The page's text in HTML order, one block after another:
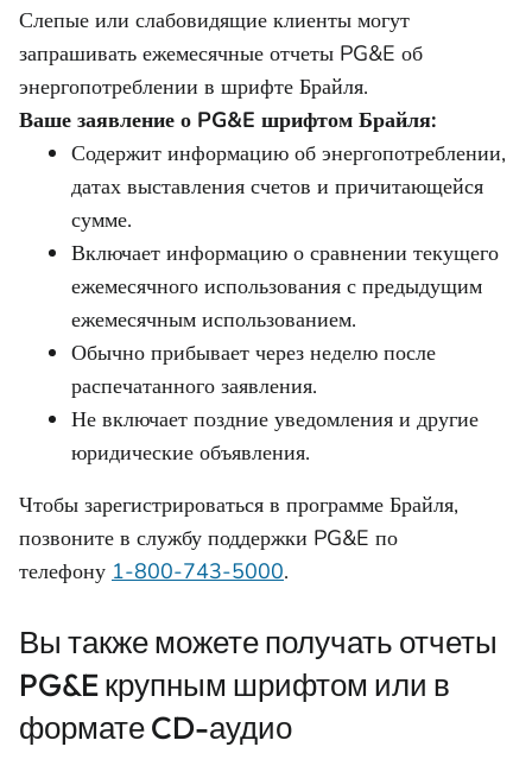
Слепые или слабовидящие клиенты могут
запрашивать ежемесячные отчеты PG&E об
энергопотреблении в шрифте Брайля.
Ваше заявление о PG&E шрифтом Брайля:
Содержит информацию об энергопотреблении,
датах выставления счетов и причитающейся
сумме.
Включает информацию о сравнении текущего
ежемесячного использования с предыдущим
ежемесячным использованием.
Обычно прибывает через неделю после
распечатанного заявления.
Не включает поздние уведомления и другие
юридические объявления.
Чтобы зарегистрироваться в программе Брайля,
позвоните в службу поддержки PG&E по
телефону 1-800-743-5000.
Вы также можете получать отчеты
PG&E крупным шрифтом или в
формате CD-аудио